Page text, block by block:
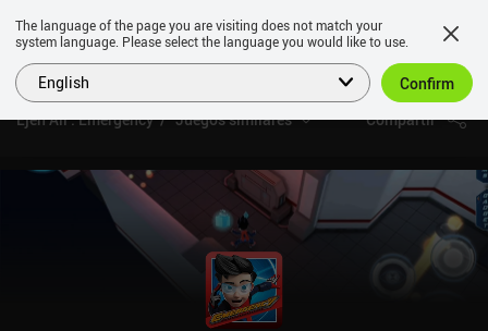
Ejen Ali : Emergency Juegos similares Compartir
The language of the page you are visiting does not match your
system language. Please select the language you would like to use.
English Confirm